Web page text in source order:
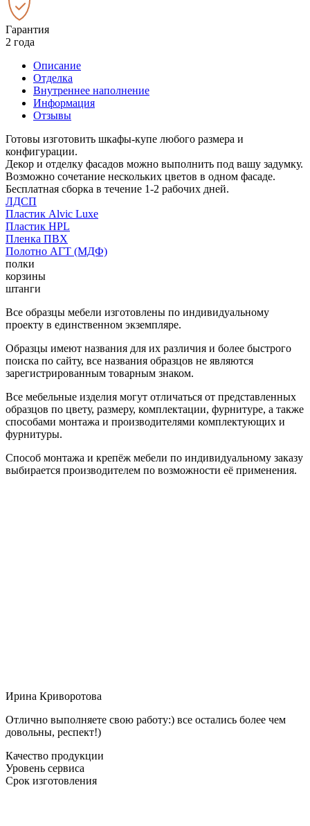
Гарантия
2 года
Описание
Отделка
Внутреннее наполнение
Информация
Отзывы
Готовы изготовить шкафы-купе любого размера и
конфигурации.
Декор и отделку фасадов можно выполнить под вашу задумку.
Возможно сочетание нескольких цветов в одном фасаде.
Бесплатная сборка в течение 1-2 рабочих дней.
ЛДСП
Пластик Alvic Luxe
Пластик HPL
Пленка ПВХ
Полотно АГТ (МДФ)
полки
корзины
штанги
Все образцы мебели изготовлены по индивидуальному
проекту в единственном экземпляре.
Образцы имеют названия для их различия и более быстрого
поиска по сайту, все названия образцов не являются
зарегистрированным товарным знаком.
Все мебельные изделия могут отличаться от представленных
образцов по цвету, размеру, комплектации, фурнитуре, а также
способами монтажа и производителями комплектующих и
фурнитуры.
Способ монтажа и крепёж мебели по индивидуальному заказу
выбирается производителем по возможности её применения.
Ирина Криворотова
Отлично выполняете свою работу:) все остались более чем
довольны, респект!)
Качество продукции
Уровень сервиса
Срок изготовления